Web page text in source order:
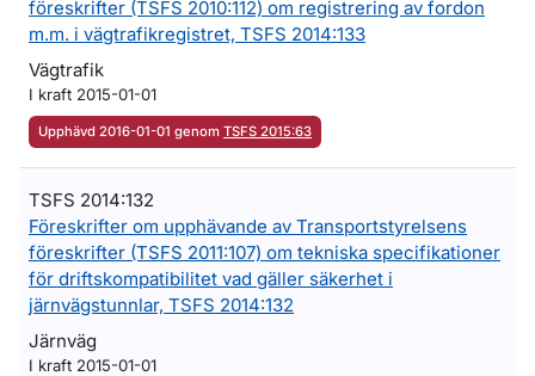
föreskrifter (TSFS 2010:112) om registrering av fordon
m.m. i vägtrafikregistret, TSFS 2014:133
Vägtrafik
I kraft 2015-01-01
Upphävd 2016-01-01 genom TSFS 2015:63
TSFS 2014:132
Föreskrifter om upphävande av Transportstyrelsens
föreskrifter (TSFS 2011:107) om tekniska specifikationer
för driftskompatibilitet vad gäller säkerhet i
järnvägstunnlar, TSFS 2014:132
Järnväg
I kraft 2015-01-01